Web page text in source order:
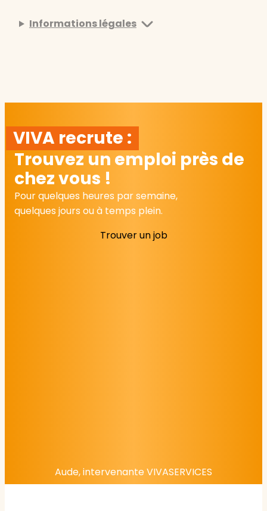
Informations légales
VIVA recrute :
Trouvez un emploi près de
chez vous !
Pour quelques heures par semaine,
quelques jours ou à temps plein.
Trouver un job
Aude, intervenante VIVASERVICES